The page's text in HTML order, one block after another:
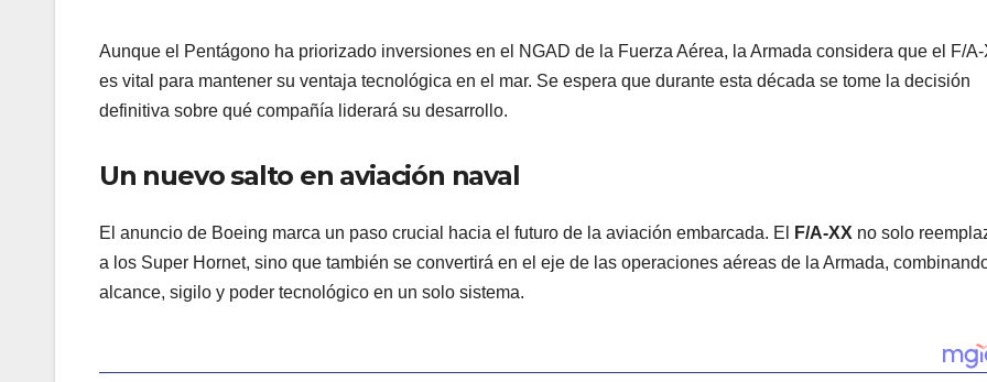
Aunque el Pentágono ha priorizado inversiones en el NGAD de la Fuerza Aérea, la Armada considera que el F/
es vital para mantener su ventaja tecnológica en el mar. Se espera que durante esta década se tome la decisión
definitiva sobre qué compañía liderará su desarrollo.
Un nuevo salto en aviación naval
El anuncio de Boeing marca un paso crucial hacia el futuro de la aviación embarcada. El F/A-XX no solo
a los Super Hornet, sino que también se convertirá en el eje de las operaciones aéreas de la Armada,
alcance, sigilo y poder tecnológico en un solo sistema.